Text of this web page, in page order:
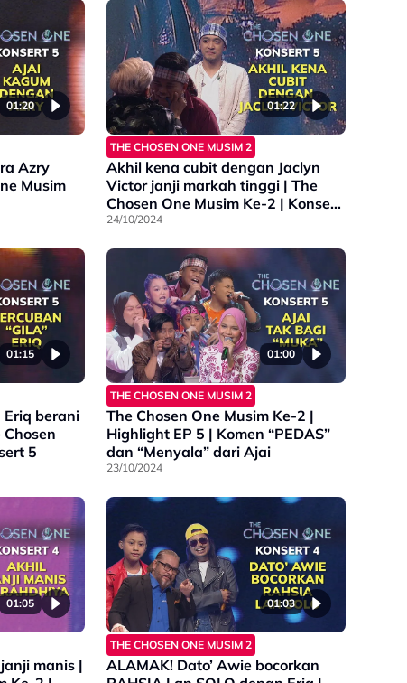
01:20
Azry
Musim
01:22
THE CHOSEN ONE MUSIM 2
Akhil kena cubit dengan Jaclyn
Victor janji markah tinggi | The
Chosen One Musim Ke-2 | Konsert
5
24/10/2024
01:15
Eriq berani
5
01:00
THE CHOSEN ONE MUSIM 2
The Chosen One Musim Ke-2 |
Highlight EP 5 | Komen “PEDAS”
dan “Menyala” dari Ajai
23/10/2024
01:05
manis |
01:03
THE CHOSEN ONE MUSIM 2
ALAMAK! Dato’ Awie bocorkan